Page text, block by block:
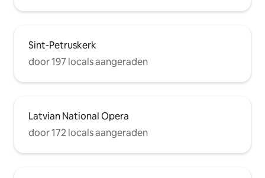
Sint-Petruskerk
door 197 locals aangeraden
Latvian National Opera
door 172 locals aangeraden